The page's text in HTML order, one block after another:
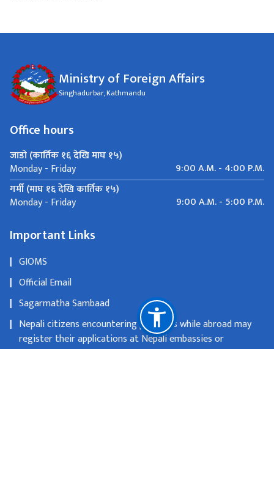
Ministry of Foreign Affairs
Singhadurbar, Kathmandu
Office hours
जाडो (कार्तिक १६ देखि माघ १५)
Monday - Friday
9:00 A.M. - 4:00 P.M.
गर्मी (माघ १६ देखि कार्तिक १५)
Monday - Friday 9:00 A.M. - 5:00 P.M.
Important Links
GIOMS
Official Email
Sagarmatha Sambaad
Nepali citizens encountering problems while abroad may
register their applications at Nepali embassies or
consulates